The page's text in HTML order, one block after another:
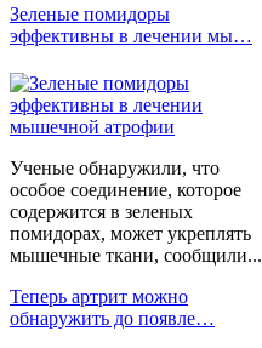
Зеленые помидоры
эффективны в лечении мы…
Ученые обнаружили, что
особое соединение, которое
содержится в зеленых
помидорах, может укреплять
мышечные ткани, сообщили...
Теперь артрит можно
обнаружить до появле…